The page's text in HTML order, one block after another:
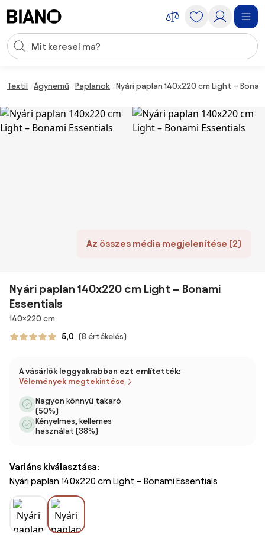
Keresési bevitel
Textil Ágynemű Paplanok Nyári paplan 140x220 cm Light –
Az összes média megjelenítése (2)
Nyári paplan 140x220 cm Light – Bonami
Essentials
Méretek
140×220 cm
5,0 (8 értékelés)
A vásárlók leggyakrabban ezt említették:
Vélemények megtekintése
Nagyon könnyű takaró
(50%)
Kényelmes, kellemes
használat (38%)
Variáns kiválasztása:
Nyári paplan 140x220 cm Light – Bonami Essentials